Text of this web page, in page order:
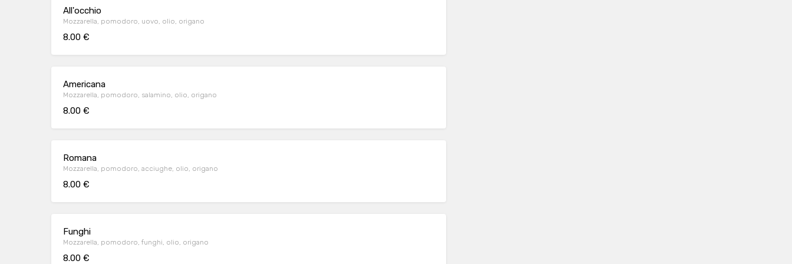
All'occhio
Mozzarella, pomodoro, uovo, olio, origano
8.00 €
Americana
Mozzarella, pomodoro, salamino, olio, origano
8.00 €
Romana
Mozzarella, pomodoro, acciughe, olio, origano
8.00 €
Funghi
Mozzarella, pomodoro, funghi, olio, origano
8.00 €